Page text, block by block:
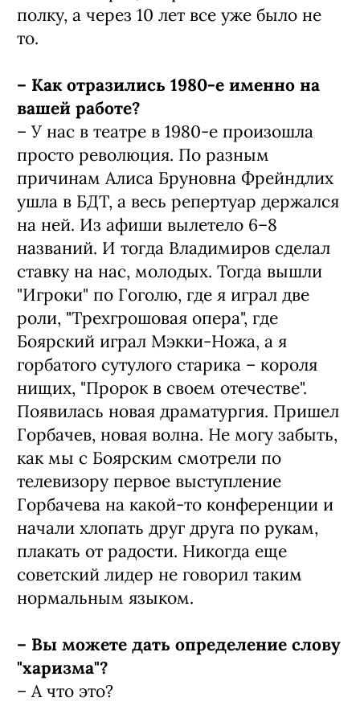
полку, а через 10 лет все уже было не
то.
– Как отразились 1980-е именно на
вашей работе?
– У нас в театре в 1980-е произошла
просто революция. По разным
причинам Алиса Бруновна Фрейндлих
ушла в БДТ, а весь репертуар держался
на ней. Из афиши вылетело 6–8
названий. И тогда Владимиров сделал
ставку на нас, молодых. Тогда вышли
"Игроки" по Гоголю, где я играл две
роли, "Трехгрошовая опера", где
Боярский играл Мэкки-Ножа, а я
горбатого сутулого старика – короля
нищих, "Пророк в своем отечестве".
Появилась новая драматургия. Пришел
Горбачев, новая волна. Не могу забыть,
как мы с Боярским смотрели по
телевизору первое выступление
Горбачева на какой-то конференции и
начали хлопать друг друга по рукам,
плакать от радости. Никогда еще
советский лидер не говорил таким
нормальным языком.
– Вы можете дать определение слову
"харизма"?
– А что это?